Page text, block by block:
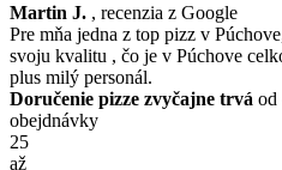
Martin J. , recenzia z Google
Pre mňa jedna z top pizz v
svoju kvalitu , čo je v Púchove
plus milý personál.
Doručenie pizze zvyčajne trvá od
obejdnávky
25
až